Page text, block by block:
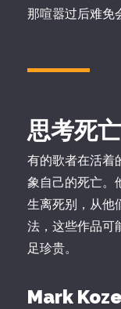
那喧嚣过后难免
思考死
有的歌者在活着
象自己的死亡。
生离死别，从他
法，这些作品可
足珍贵。
Mark